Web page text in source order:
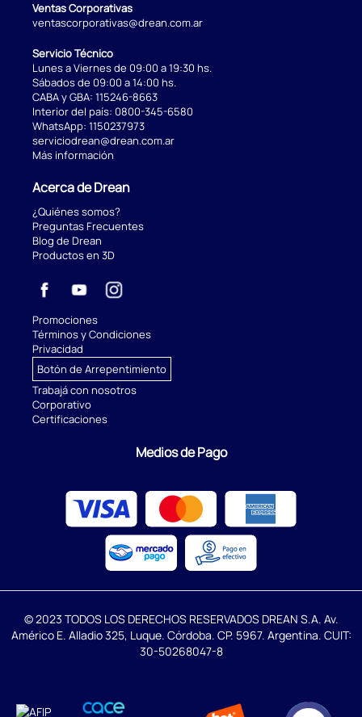
Ventas Corporativas
ventascorporativas@drean.com.ar
Servicio Técnico
Lunes a Viernes de 09:00 a 19:30 hs.
Sábados de 09:00 a 14:00 hs.
CABA y GBA: 115246-8663
Interior del país: 0800-345-6580
WhatsApp: 1150237973
serviciodrean@drean.com.ar
Más información
Acerca de Drean
¿Quiénes somos?
Preguntas Frecuentes
Blog de Drean
Productos en 3D
Promociones
Términos y Condiciones
Privacidad
Botón de Arrepentimiento
Trabajá con nosotros
Corporativo
Certificaciones
Medios de Pago
© 2023 TODOS LOS DERECHOS RESERVADOS DREAN S.A. Av.
Américo E. Alladio 325, Luque. Córdoba. CP. 5967. Argentina. CUIT:
30-50268047-8